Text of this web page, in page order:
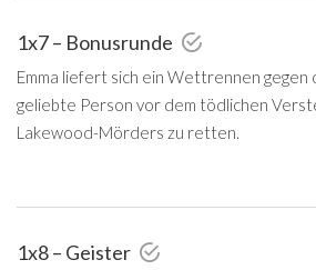
1x7 – Bonusrunde
Emma liefert sich ein Wettrennen gegen
geliebte Person vor dem tödlichen
Lakewood-Mörders zu retten.
1x8 – Geister